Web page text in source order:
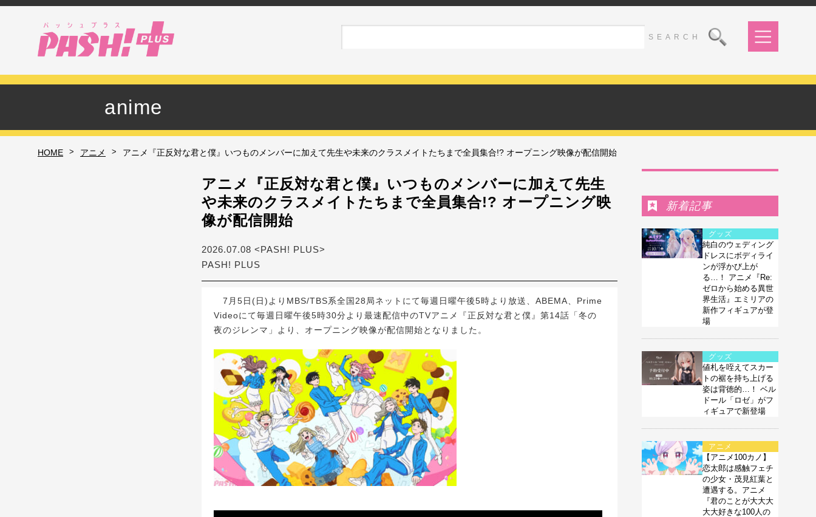
anime
HOME > アニメ > アニメ『正反対な君と僕』いつものメンバーに加えて先生や未来のクラスメイトたちまで全員集合!? オープニング映像が配信開始
アニメ『正反対な君と僕』いつものメンバーに加えて先生
や未来のクラスメイトたちまで全員集合!? オープニング映
像が配信開始
2026.07.08 <PASH! PLUS>
PASH! PLUS
7月5日(日)よりMBS/TBS系全国28局ネットにて毎週日曜午後5時より放送、ABEMA、Prime
Videoにて毎週日曜午後5時30分より最速配信中のTVアニメ『正反対な君と僕』第14話「冬の
夜のジレンマ」より、オープニング映像が配信開始となりました。
新着記事
グッズ
純白のウェディング
ドレスにボディライ
ンが浮かび上が
る…！ アニメ『Re:
ゼロから始める異世
界生活』エミリアの
新作フィギュアが登
場
グッズ
値札を咥えてスカー
トの裾を持ち上げる
姿は背徳的…！ ベル
ドール「ロゼ」がフ
ィギュアで新登場
アニメ
【アニメ100カノ】
恋太郎は感触フェチ
の少女・茂見紅葉と
遭遇する。アニメ
『君のことが大大大
大大好きな100人の